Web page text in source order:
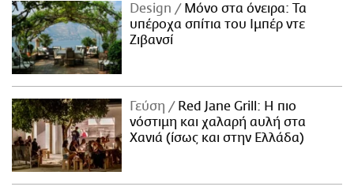
Design
Μόνο στα όνειρα: Τα
υπέροχα σπίτια του Ιμπέρ ντε
Ζιβανσί
Γεύση
Red Jane Grill: Η πιο
νόστιμη και χαλαρή αυλή στα
Χανιά (ίσως και στην Ελλάδα)